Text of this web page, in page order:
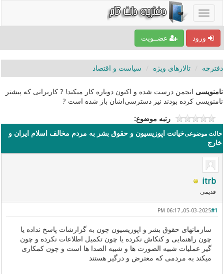
ورود عضــویت
دفترچه تالارهای ویژه سیاست و اقتصاد
نامنویسی انجمن درست شده و اکنون دوباره کار میکند! ? کاربرانی که پیشتر
نامنویسی کرده بودند نیز دسترسی‌اشان باز شده است ?
رتبه موضوع:
حالت موضوعیخیانت اپوزیسیون و حقوق بشر به مردم مخالف اسلام ایران و
خارج
itrb
قدیمی
#1
05-03-2025, 06:17 PM
سازمانهای حقوق بشر و اپوزیسیون چون به گزارشات پاسخ نداده یا
چون راهنمایی و کنکاش نکرده یا چون تکمیل اطلاعات نکرده و چون
گیر عملیات شبیه الصورت ها و شبیه الصدا ها است و چون کمکاری
میکند به مردمی که معترض و درگیر هستند